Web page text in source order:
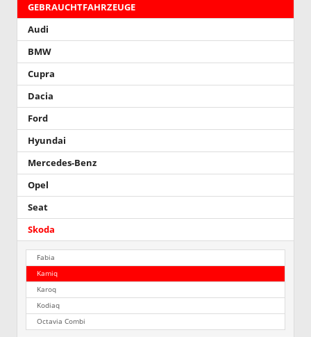
GEBRAUCHTFAHRZEUGE
Audi
BMW
Cupra
Dacia
Ford
Hyundai
Mercedes-Benz
Opel
Seat
Skoda
Fabia
Kamiq
Karoq
Kodiaq
Octavia Combi